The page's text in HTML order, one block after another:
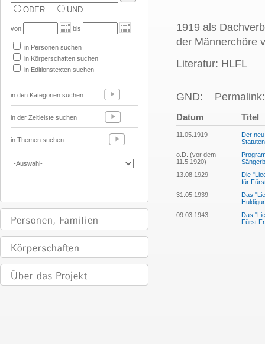
ODER UND
von bis
in Personen suchen
in Körperschaften suchen
in Editionstexten suchen
in den Kategorien suchen
in der Zeitleiste suchen
in Themen suchen
1919 als
der Männerchöre
Literatur: HLFL
GND:
Datum Titel
11.05.1919
Der
Statuten
o.D. (vor dem
11.5.1920)
13.08.1929
Die
für
31.05.1939
Das
09.03.1943
Das
Fürst